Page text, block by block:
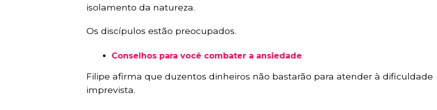
isolamento da natureza.
Os discípulos estão preocupados.
Conselhos para você combater a ansiedade
Filipe afirma que duzentos dinheiros não bastarão para atender à dificuldade
imprevista.